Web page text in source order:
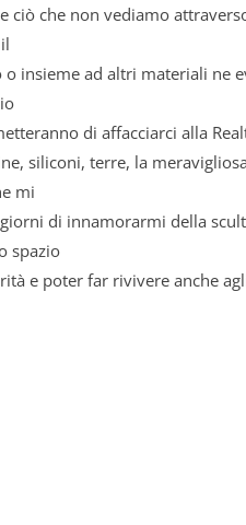
ciò che non vediamo
o insieme ad altri materiali ne
di affacciarci alla
siliconi, terre, la
mi
di innamorarmi della
spazio
e poter far rivivere anche